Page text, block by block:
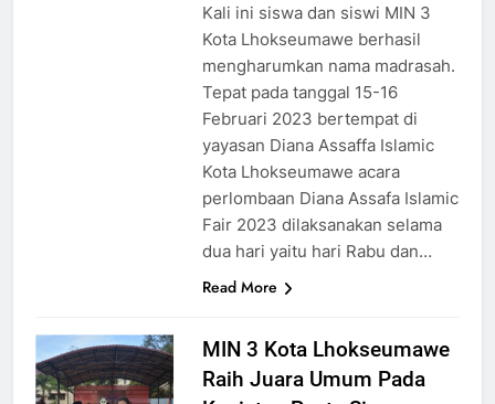
Kali ini siswa dan siswi MIN 3
Kota Lhokseumawe berhasil
mengharumkan nama madrasah.
Tepat pada tanggal 15-16
Februari 2023 bertempat di
yayasan Diana Assaffa Islamic
Kota Lhokseumawe acara
perlombaan Diana Assafa Islamic
Fair 2023 dilaksanakan selama
dua hari yaitu hari Rabu dan…
Read More
MIN 3 Kota Lhokseumawe
Raih Juara Umum Pada